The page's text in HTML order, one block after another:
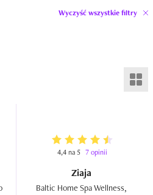
Wyczyść wszystkie filtry
4,4 na 5 7 opinii
Ziaja
Baltic Home Spa Wellness,